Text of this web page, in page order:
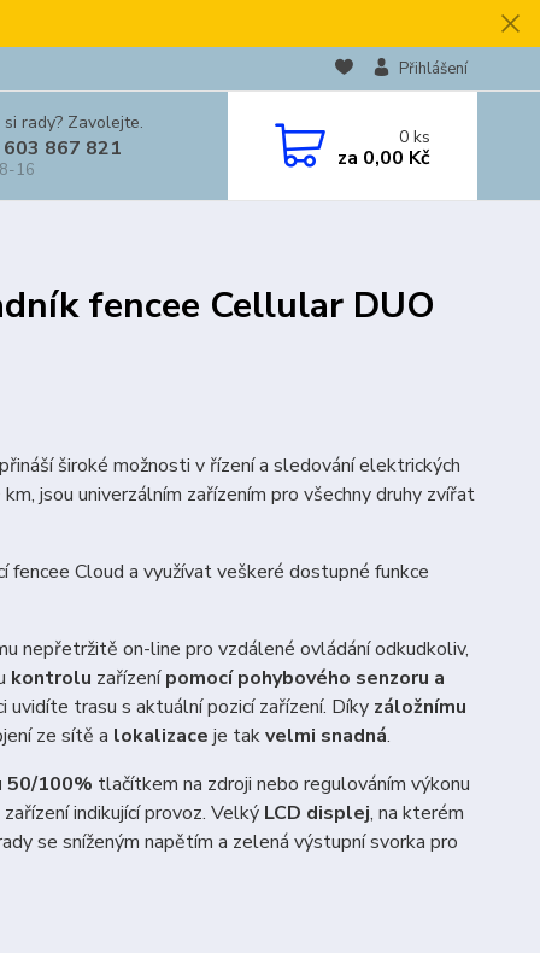
Přihlášení
rady? Zavolejte.
867 821
16
0ks
za 0,00 Kč
fencee Cellular DUO
široké možnosti v řízení a sledování elektrických
jsou univerzálním zařízením pro všechny druhy zvířat
Cloud a využívat veškeré dostupné funkce
nepřetržitě on-line pro vzdálené ovládání odkudkoliv,
kontrolu zařízenípomocí pohybového senzoru a
trasu s aktuální pozicí zařízení. Díky záložnímu
ze sítě a lokalizace je takvelmi snadná.
50/100% tlačítkem na zdroji nebo regulováním výkonu
indikující provoz. Velký LCD displej, na kterém
se sníženým napětím a zelená výstupní svorka pro